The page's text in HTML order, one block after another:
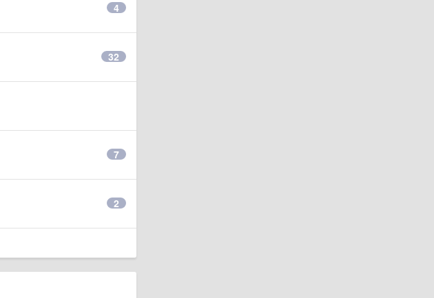
4
32
7
2